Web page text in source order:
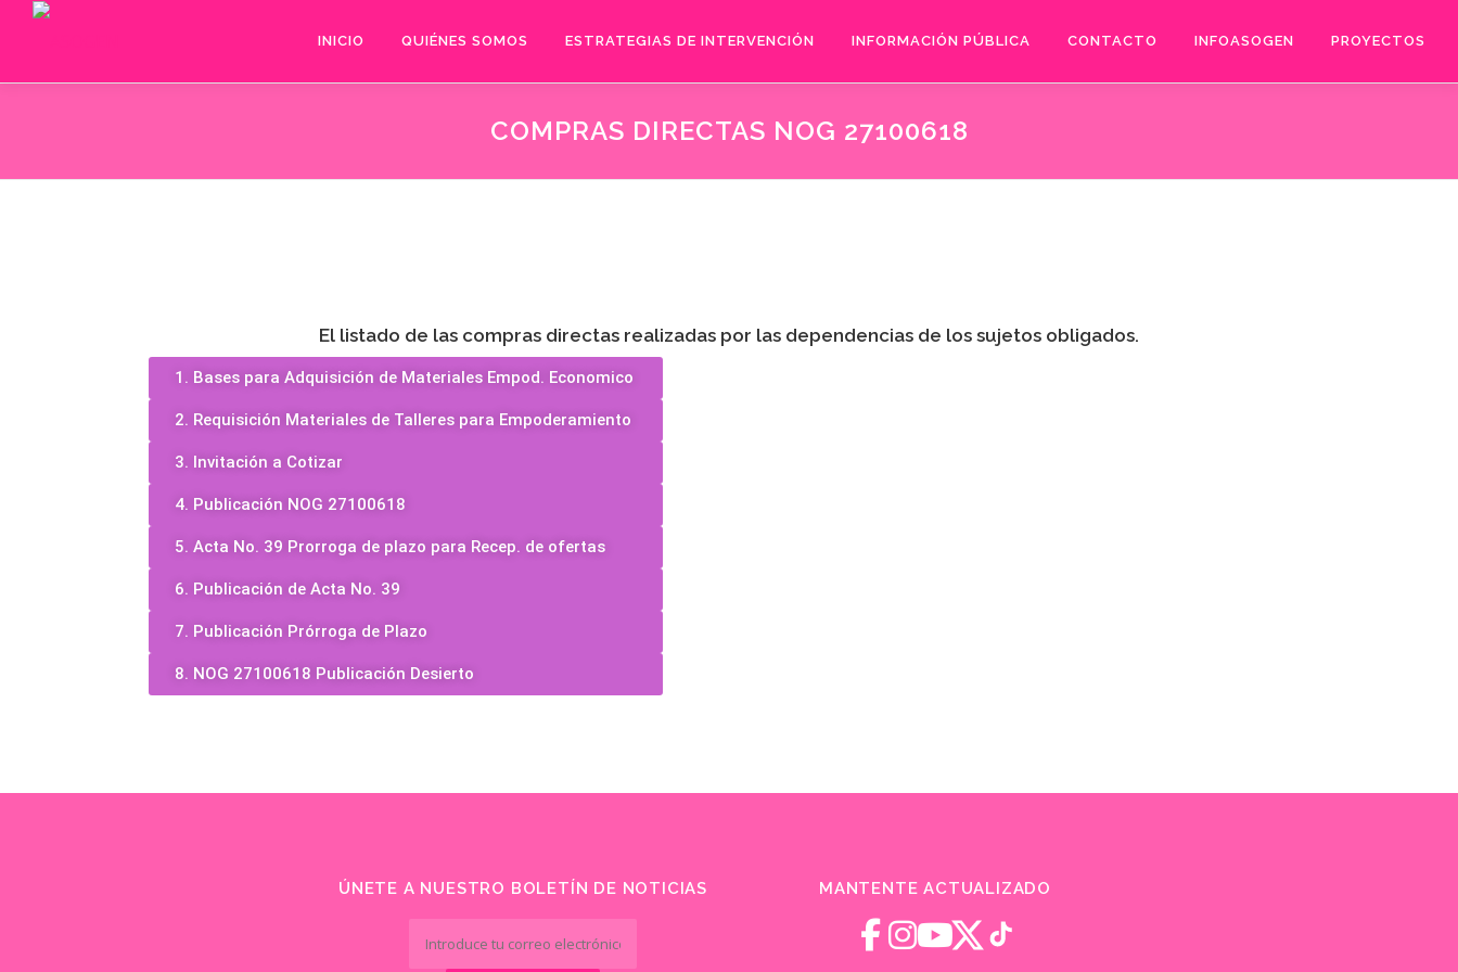
INICIO QUIÉNES SOMOS ESTRATEGIAS DE INTERVENCIÓN INFORMACIÓN PÚBLICA CONTACTO INFOASOGEN PROYECTOS
COMPRAS DIRECTAS NOG 27100618
El listado de las compras directas realizadas por las dependencias de los sujetos obligados.
1. Bases para Adquisición de Materiales Empod. Economico
2. Requisición Materiales de Talleres para Empoderamiento
3. Invitación a Cotizar
4. Publicación NOG 27100618
5. Acta No. 39 Prorroga de plazo para Recep. de ofertas
6. Publicación de Acta No. 39
7. Publicación Prórroga de Plazo
8. NOG 27100618 Publicación Desierto
ÚNETE A NUESTRO BOLETÍN DE NOTICIAS MANTENTE ACTUALIZADO